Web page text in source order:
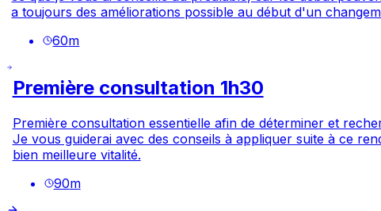
a toujours des améliorations possible au début d'un
60m
Première consultation 1h30
Première consultation essentielle afin de déterminer et
Je vous guiderai avec des conseils à appliquer suite à ce
bien meilleure vitalité.
90m